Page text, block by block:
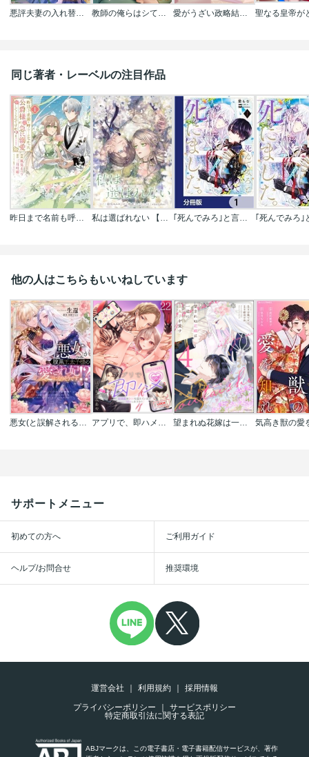
悪評夫妻の入れ替わり【タテヨミ】【フルカラー】 教師の俺らはシてもいいでしょ？～マジメ先生はチャラ男先生に敵わない～ 愛がうざい政略結婚～傾国の美男子なんて興味ありません！
同じ著者・レーベルの注目作品
昨日まで名前も呼んでくれなかった公爵様が､急に溺愛してくるのですが?@COMIC 私は選ばれない 【連載版】 ｢死んでみろ｣と言われたので死にました｡【分冊版】
他の人はこちらもいいねしています
悪女(と誤解される私)が腹黒王太子様の愛され妃になりそうです!?【単行本版】 アプリで、即ハメ～欲情度が800を超えていますSEXしますか？ 望まれぬ花嫁は一途に皇太子を愛す《フルカラー》 気高き獣の愛
サポートメニュー
初めての方へ ご利用ガイド
ヘルプ/お問合せ 推奨環境
運営会社 利用規約
採用情報
プライバシーポリシー
サービスポリシー
特定商取引法に関する表記
ABJマークは、この電子書店・電子書籍配信サービスが、著作